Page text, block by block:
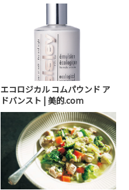
エコロジカル コムパウンド ア
ドバンスト | 美的.com